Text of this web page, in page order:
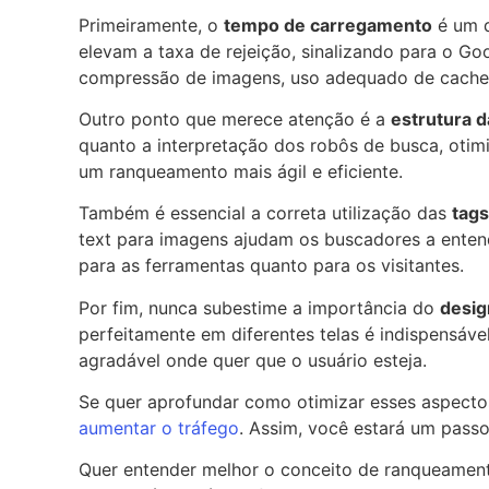
Primeiramente, o tempo de carregamento é um
elevam a taxa de rejeição, sinalizando para o
compressão de imagens, uso adequado de
Outro ponto que merece atenção é a estrutura
quanto a interpretação dos robôs de busca,
um ranqueamento mais ágil e eficiente.
Também é essencial a correta utilização das
text para imagens ajudam os buscadores a
para as ferramentas quanto para os visitantes.
Por fim, nunca subestime a importância do
perfeitamente em diferentes telas é
agradável onde quer que o usuário esteja.
Se quer aprofundar como otimizar esses
aumentar o tráfego. Assim, você estará um
Quer entender melhor o conceito de